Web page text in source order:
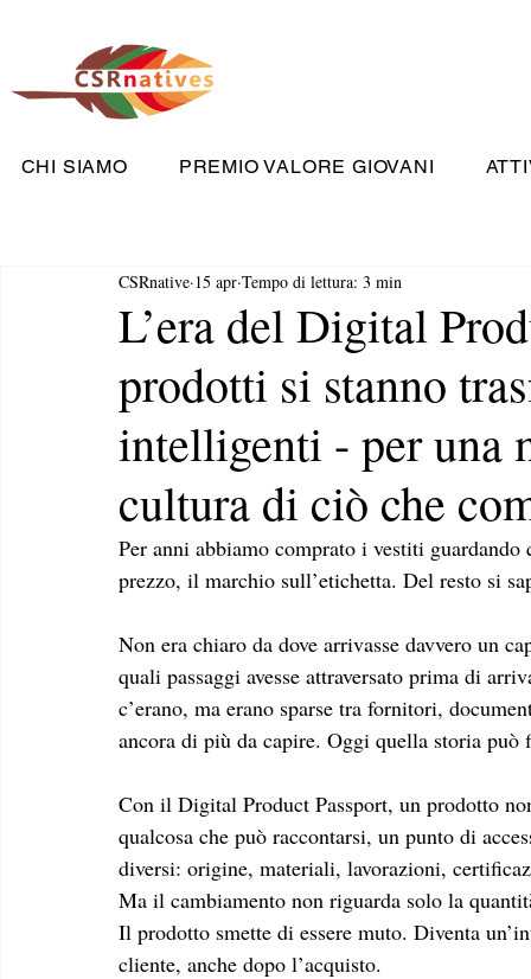
CHI SIAMO PREMIO VALORE GIOVANI
L’era del Digital
prodotti si stanno
intelligenti - per una
cultura di ciò che
CSRnative 15 apr Tempo di lettura: 3 min
Per anni abbiamo comprato i vestiti
prezzo, il marchio sull’etichetta. Del resto si
Non era chiaro da dove arrivasse davvero un
quali passaggi avesse attraversato prima di
c’erano, ma erano sparse tra fornitori,
ancora di più da capire. Oggi quella storia può
Con il Digital Product Passport, un prodotto
qualcosa che può raccontarsi, un punto di
diversi: origine, materiali, lavorazioni,
Ma il cambiamento non riguarda solo la
Il prodotto smette di essere muto. Diventa
cliente, anche dopo l’acquisto.